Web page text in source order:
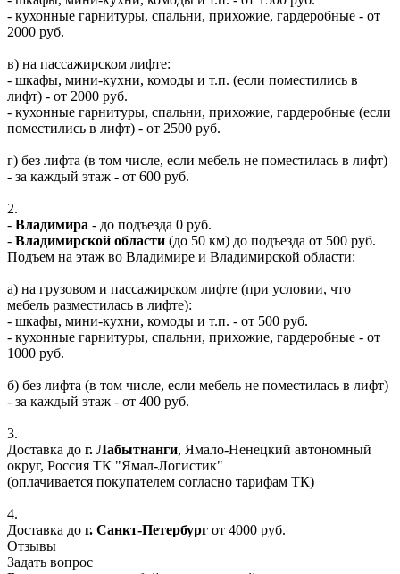
- кухонные гарнитуры, спальни, прихожие, гардеробные - от
2000 руб.
в) на пассажирском лифте:
- шкафы, мини-кухни, комоды и т.п. (если поместились в
лифт) - от 2000 руб.
- кухонные гарнитуры, спальни, прихожие, гардеробные (если
поместились в лифт) - от 2500 руб.
г) без лифта (в том числе, если мебель не поместилась в лифт)
- за каждый этаж - от 600 руб.
2.
- Владимира - до подъезда 0 руб.
- Владимирской области (до 50 км) до подъезда от 500 руб.
Подъем на этаж во Владимире и Владимирской области:
а) на грузовом и пассажирском лифте (при условии, что
мебель разместилась в лифте):
- шкафы, мини-кухни, комоды и т.п. - от 500 руб.
- кухонные гарнитуры, спальни, прихожие, гардеробные - от
1000 руб.
б) без лифта (в том числе, если мебель не поместилась в лифт)
- за каждый этаж - от 400 руб.
3.
Доставка до г. Лабытнанги, Ямало-Ненецкий автономный
округ, Россия ТК "Ямал-Логистик"
(оплачивается покупателем согласно тарифам ТК)
4.
Доставка до г. Санкт-Петербург от 4000 руб.
Отзывы
Задать вопрос